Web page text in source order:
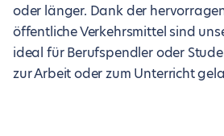
oder länger. Dank der
öffentliche Verkehrsmittel sind
ideal für Berufspendler oder
zur Arbeit oder zum Unterricht